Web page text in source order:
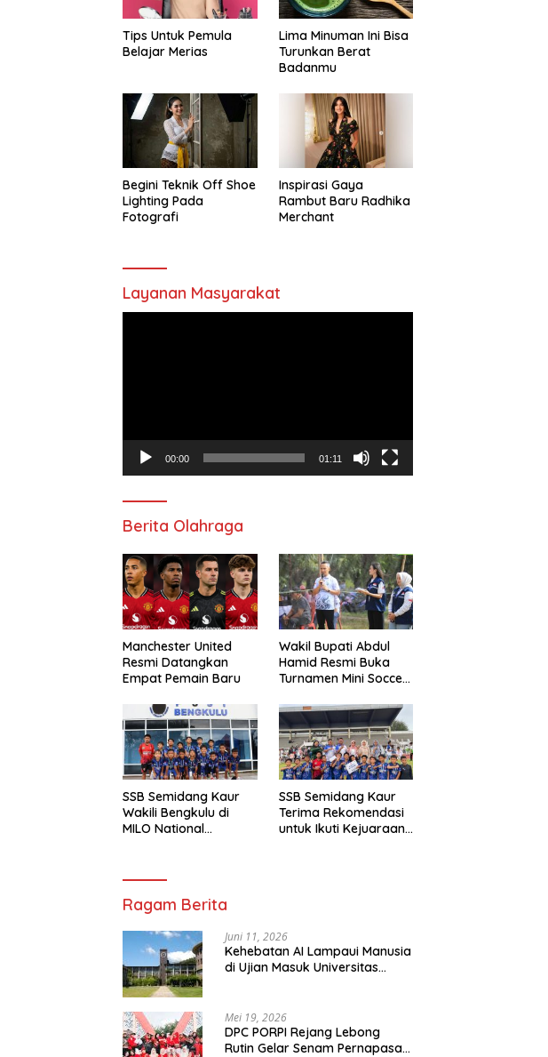
Tips Untuk Pemula
Belajar Merias
Lima Minuman Ini Bisa
Turunkan Berat
Badanmu
Begini Teknik Off Shoe
Lighting Pada
Fotografi
Inspirasi Gaya
Rambut Baru Radhika
Merchant
Layanan Masyarakat
00:00 01:11
Berita Olahraga
Manchester United
Resmi Datangkan
Empat Pemain Baru
Wakil Bupati Abdul
Hamid Resmi Buka
Turnamen Mini Soccer
SSB Semidang Kaur
Wakili Bengkulu di
MILO National
SSB Semidang Kaur
Terima Rekomendasi
untuk Ikuti Kejuaraan
Ragam Berita
Juni 11, 2026
Kehebatan AI Lampaui Manusia
di Ujian Masuk Universitas
Mei 19, 2026
DPC PORPI Rejang Lebong
Rutin Gelar Senam Pernapasan